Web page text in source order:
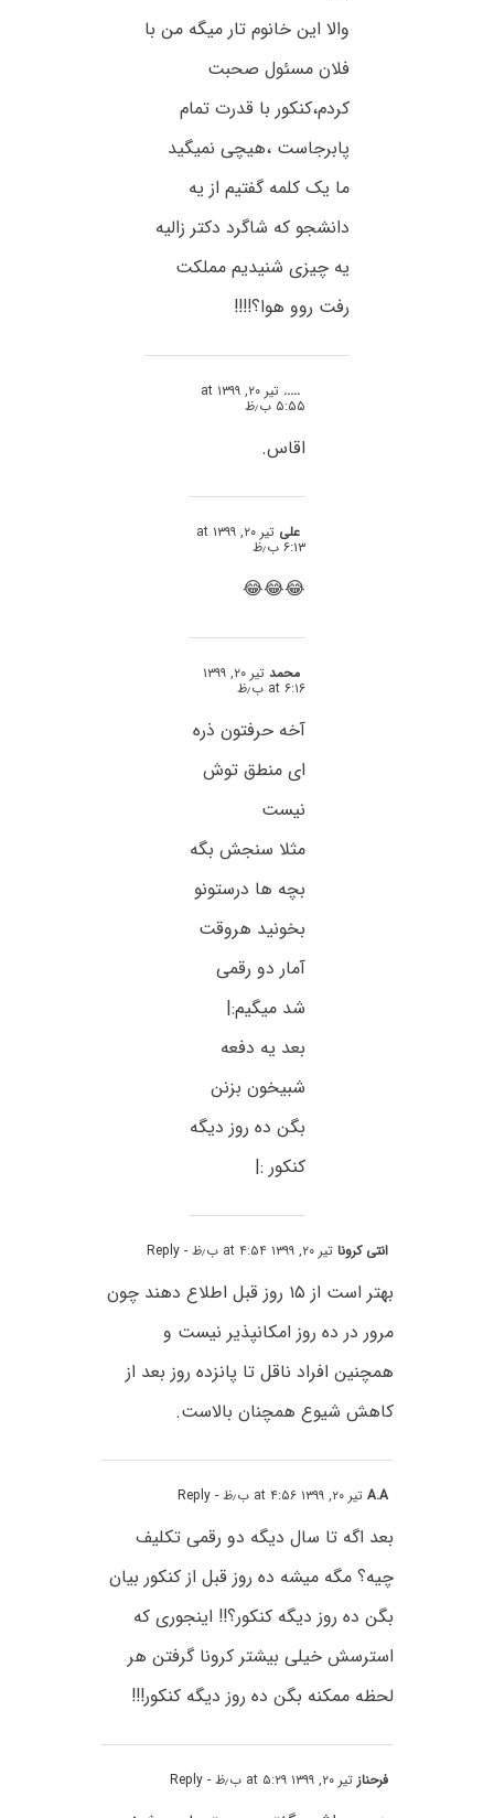
والا این خانوم تار میگه من با
فلان مسئول صحبت
کردم،کنکور با قدرت تمام
پابرجاست ،هیچی نمیگید
ما یک کلمه گفتیم از یه
دانشجو که شاگرد دکتر زالیه
یه چیزی شنیدیم مملکت
رفت روو هوا؟!!!!
..... تیر ۲۰, ۱۳۹۹ at
۵:۵۵ ب٫ظ
اقاس.
علی تیر ۲۰, ۱۳۹۹ at
۶:۱۳ ب٫ظ
😂😂😂
محمد تیر ۲۰, ۱۳۹۹
at ۶:۱۶ ب٫ظ
آخه حرفتون ذره
ای منطق توش
نیست
مثلا سنجش بگه
بچه ها درستونو
بخونید هروقت
آمار دو رقمی
شد میگیم:|
بعد یه دفعه
شبیخون بزنن
بگن ده روز دیگه
کنکور :|
انتی کروناتیر ۲۰, ۱۳۹۹ at ۴:۵۴ ب٫ظ - Reply
بهتر است از ۱۵ روز قبل اطلاع دهند چون
مرور در ده روز امکانپذیر نیست و
همچنین افراد ناقل تا پانزده روز بعد از
کاهش شیوع همچنان بالاست.
A.Aتیر ۲۰, ۱۳۹۹ at ۴:۵۶ ب٫ظ - Reply
بعد اگه تا سال دیگه دو رقمی تکلیف
چیه؟ مگه میشه ده روز قبل از کنکور بیان
بگن ده روز دیگه کنکور؟!! اینجوری که
استرسش خیلی بیشتر کرونا گرفتن هر
لحظه ممکنه بگن ده روز دیگه کنکور!!!
فرحنازتیر ۲۰, ۱۳۹۹ at ۵:۲۹ ب٫ظ - Reply